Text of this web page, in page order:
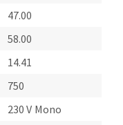
47.00
58.00
14.41
750
230 V Mono